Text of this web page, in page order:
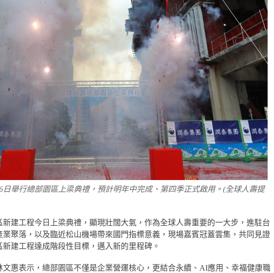
日舉行總部園區上梁典禮，預計明年中完成、第四季正式啟用。(全球人壽提
新建工程今日上梁典禮，顯現壯闊大氣，作為全球人壽重要的一大步，進駐台
業聚落，以及臨近松山機場帶來國門指標意義，現場嘉賓冠蓋雲集，共同見證
建工程達成階段性目標，邁入新的里程碑。
文惠表示，總部園區不僅是企業營運核心，更結合永續、AI應用、幸福健康職